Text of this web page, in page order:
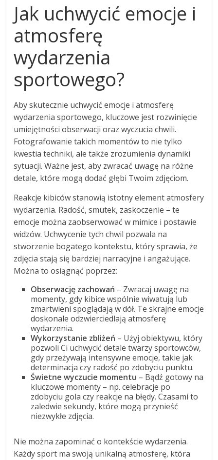
Jak uchwycić emocje i
atmosferę
wydarzenia
sportowego?
Aby skutecznie uchwycić emocje i atmosferę
wydarzenia sportowego, kluczowe jest rozwinięcie
umiejętności obserwacji oraz wyczucia chwili.
Fotografowanie takich momentów to nie tylko
kwestia techniki, ale także zrozumienia dynamiki
sytuacji. Ważne jest, aby zwracać uwagę na różne
detale, które mogą dodać głębi Twoim zdjęciom.
Reakcje kibiców stanowią istotny element atmosfery
wydarzenia. Radość, smutek, zaskoczenie – te
emocje można zaobserwować w mimice i postawie
widzów. Uchwycenie tych chwil pozwala na
stworzenie bogatego kontekstu, który sprawia, że
zdjęcia stają się bardziej narracyjne i angażujące.
Można to osiągnąć poprzez:
Obserwację zachowań – Zwracaj uwagę na
momenty, gdy kibice wspólnie wiwatują lub
zmartwieni spoglądają w dół. Te skrajne emocje
doskonale odzwierciedlają atmosferę
wydarzenia.
Wykorzystanie zbliżeń – Użyj obiektywu, który
pozwoli Ci uchwycić detale twarzy sportowców,
gdy przeżywają intensywne emocje, takie jak
determinacja czy radość po zdobyciu punktu.
Świetne wyczucie momentu – Bądź gotowy na
kluczowe momenty – np. celebracje po
zdobyciu gola czy reakcje na błędy. Czasami to
zaledwie sekundy, które mogą przynieść
niezwykłe zdjęcia.
Nie można zapominać o kontekście wydarzenia.
Każdy sport ma swoją unikalną atmosferę, która